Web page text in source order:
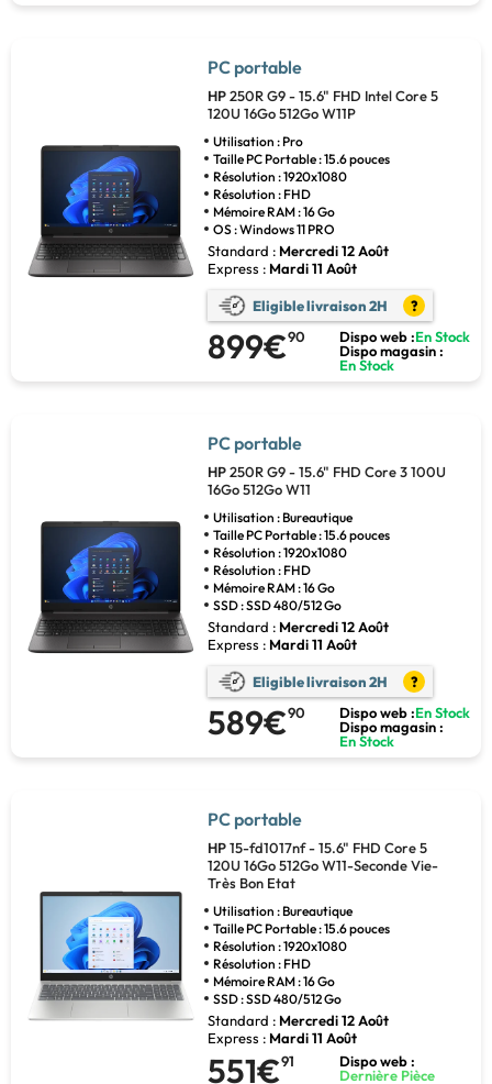
PC portable
HP250R G9 - 15.6" FHD Intel Core 5
120U 16Go 512Go W11P
Utilisation : Pro
Taille PC Portable : 15.6 pouces
Résolution : 1920x1080
Résolution : FHD
Mémoire RAM : 16 Go
OS : Windows 11 PRO
Standard : Mercredi 12 Août
Express : Mardi 11 Août
Eligible livraison 2H ?
899€90 Dispo web :En Stock
Dispo magasin :
En Stock
PC portable
HP250R G9 - 15.6" FHD Core 3 100U
16Go 512Go W11
Utilisation : Bureautique
Taille PC Portable : 15.6 pouces
Résolution : 1920x1080
Résolution : FHD
Mémoire RAM : 16 Go
SSD : SSD 480/512 Go
Standard : Mercredi 12 Août
Express : Mardi 11 Août
Eligible livraison 2H ?
589€90 Dispo web :En Stock
Dispo magasin :
En Stock
PC portable
HP15-fd1017nf - 15.6" FHD Core 5
120U 16Go 512Go W11-Seconde Vie-
Très Bon Etat
Utilisation : Bureautique
Taille PC Portable : 15.6 pouces
Résolution : 1920x1080
Résolution : FHD
Mémoire RAM : 16 Go
SSD : SSD 480/512 Go
Standard : Mercredi 12 Août
Express : Mardi 11 Août
551€91
Dispo web :
Dernière Pièce